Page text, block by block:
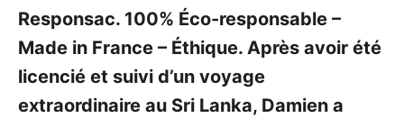
Responsac. 100% Éco-responsable –
Made in France – Éthique. Après avoir été
licencié et suivi d’un voyage
extraordinaire au Sri Lanka, Damien a